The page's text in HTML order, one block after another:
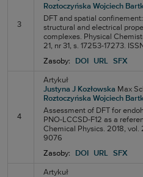
3
Roztoczyńska Wojciech
DFT and spatial
structural and electrical
complexes. Physical
21, nr 31, s. 17253-17273.
Zasoby:
DOI URL SFX
4
Artykuł
Justyna J Kozłowska Max
Roztoczyńska Wojciech
Assessment of DFT for
PNO-LCCSD-F12 as a
Chemical Physics. 2018,
9076
Zasoby:
DOI URL SFX
Artykuł